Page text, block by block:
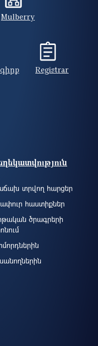
Mulberry
Registrar
տրվող հարցեր
հաստիքներ
ծրագրերի